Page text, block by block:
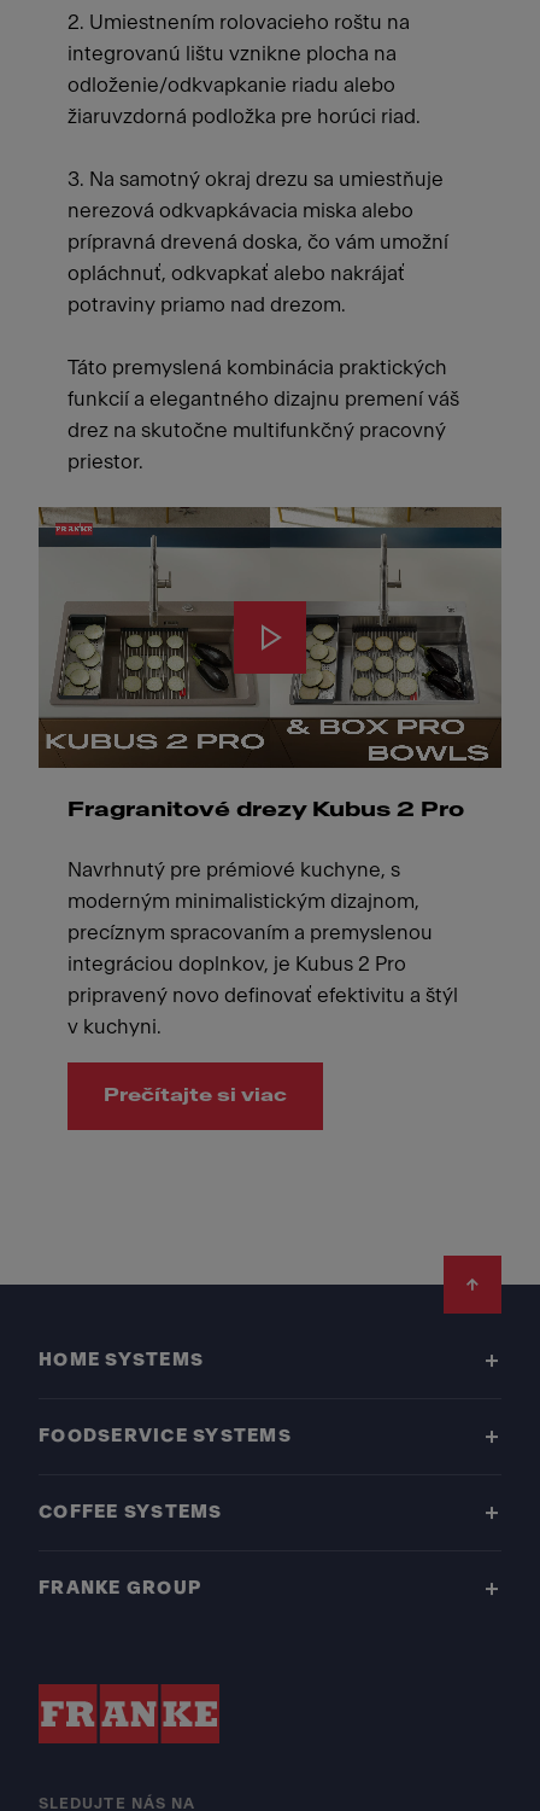
2. Umiestnením rolovacieho roštu na
integrovanú lištu vznikne plocha na
odloženie/odkvapkanie riadu alebo
žiaruvzdorná podložka pre horúci riad.
3. Na samotný okraj drezu sa umiestňuje
nerezová odkvapkávacia miska alebo
prípravná drevená doska, čo vám umožní
opláchnuť, odkvapkať alebo nakrájať
potraviny priamo nad drezom.
Táto premyslená kombinácia praktických
funkcií a elegantného dizajnu premení váš
drez na skutočne multifunkčný pracovný
priestor.
Fragranitové drezy Kubus 2 Pro
Navrhnutý pre prémiové kuchyne, s
moderným minimalistickým dizajnom,
precíznym spracovaním a premyslenou
integráciou doplnkov, je Kubus 2 Pro
pripravený novo definovať efektivitu a štýl
v kuchyni.
Prečítajte si viac
HOME SYSTEMS
FOODSERVICE SYSTEMS
COFFEE SYSTEMS
FRANKE GROUP
SLEDUJTE NÁS NA